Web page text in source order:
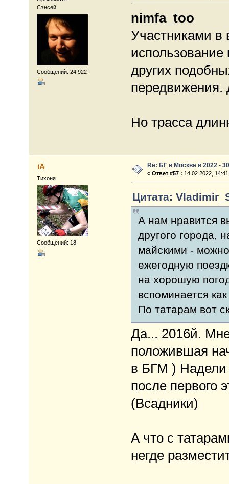
Сэнсей
Сообщений: 24 922
nimfa_too
Участниками в
использование
других
передвижения.
Но трасса
iA
Тихоня
Сообщений: 18
Re: БГ в Москве в 2022 -
«Ответ #57 : 14.02.2022,
Цитата:
А нам нравится
другого города,
майскими -
ежегодную
на хорошую
вспоминается
По татарам вот
Да... 2016й.
положившая
в БГМ ) Надели
после первого
(Всадники)
А что с
негде